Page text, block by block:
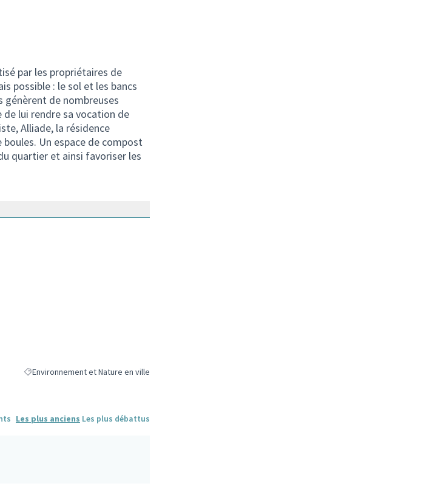
par les propriétaires de
possible : le sol et les bancs
de nombreuses
lui rendre sa vocation de
Alliade, la résidence
boules. Un espace de compost
quartier et ainsi favoriser les
Filtrer les résultats de la catégorie : Environnement et Nature en ville
Environnement et Nature en ville
Les plus anciens Les plus débattus